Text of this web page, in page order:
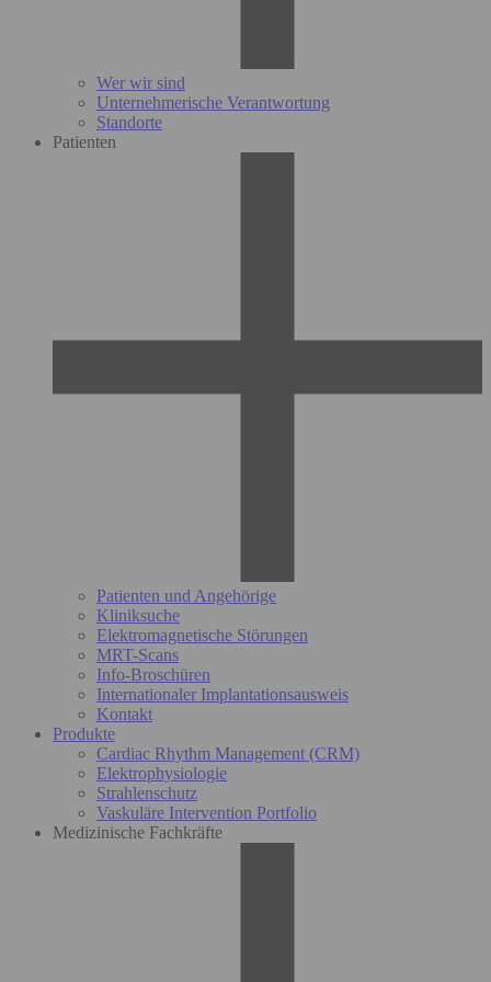
Wer wir sind
Unternehmerische Verantwortung
Standorte
Patienten
Patienten und Angehörige
Kliniksuche
Elektromagnetische Störungen
MRT-Scans
Info-Broschüren
Internationaler Implantationsausweis
Kontakt
Produkte
Cardiac Rhythm Management (CRM)
Elektrophysiologie
Strahlenschutz
Vaskuläre Intervention Portfolio
Medizinische Fachkräfte